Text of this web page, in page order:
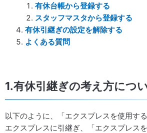
有休台帳から登録する
スタッフマスタから登録する
有休引継ぎの設定を解除する
よくある質問
1.有休引継ぎの考え方につ
以下のように、「エクスプレスを使用す
エクスプレスに引継ぎ、「エクスプレス